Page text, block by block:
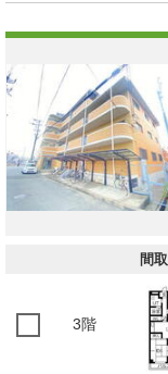
間
3階